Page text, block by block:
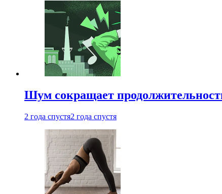
Шум сокращает
2 года спустя2 года спустя